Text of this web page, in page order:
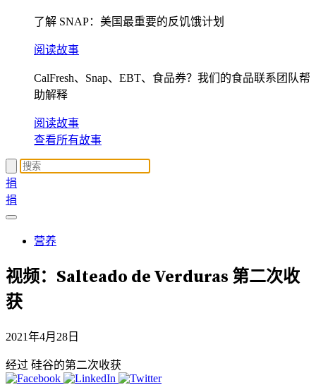
了解 SNAP：美国最重要的反饥饿计划
阅读故事
CalFresh、Snap、EBT、食品券？我们的食品联系团队帮
助解释
阅读故事
查看所有故事
捐
捐
营养
视频：Salteado de Verduras 第二次收
获
2021年4月28日
经过 硅谷的第二次收获